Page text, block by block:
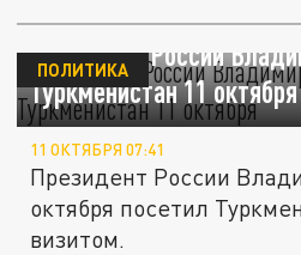
Президент России
Туркменистан 11 октября
ПОЛИТИКА
11 ОКТЯБРЯ 07:41
Президент России
октября посетил
визитом.